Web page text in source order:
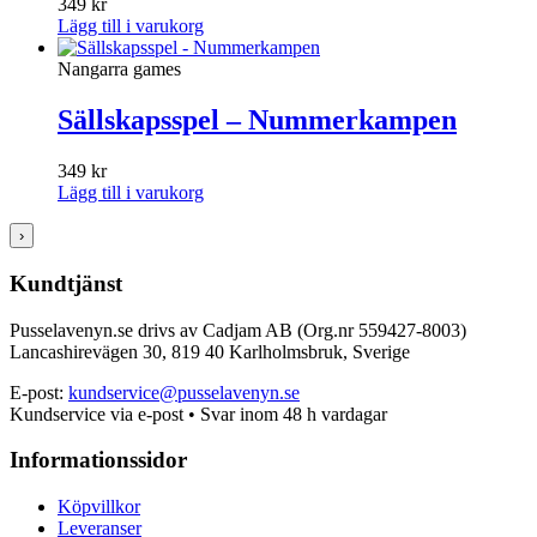
349 kr
Lägg till i varukorg
Nangarra games
Sällskapsspel – Nummerkampen
349 kr
Lägg till i varukorg
›
Kundtjänst
Pusselavenyn.se drivs av Cadjam AB (Org.nr 559427-8003)
Lancashirevägen 30, 819 40 Karlholmsbruk, Sverige
E-post: kundservice@pusselavenyn.se
Kundservice via e-post • Svar inom 48 h vardagar
Informationssidor
Köpvillkor
Leveranser